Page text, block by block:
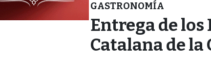
GASTRONOMÍA
Entrega de los
Catalana de